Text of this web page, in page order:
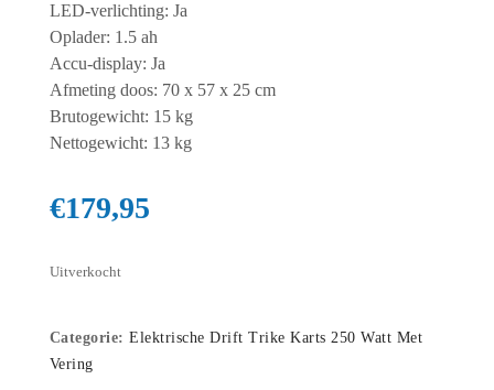
LED-verlichting: Ja
Oplader: 1.5 ah
Accu-display: Ja
Afmeting doos: 70 x 57 x 25 cm
Brutogewicht: 15 kg
Nettogewicht: 13 kg
€179,95
Uitverkocht
Categorie:Elektrische Drift Trike Karts 250 Watt Met
Vering